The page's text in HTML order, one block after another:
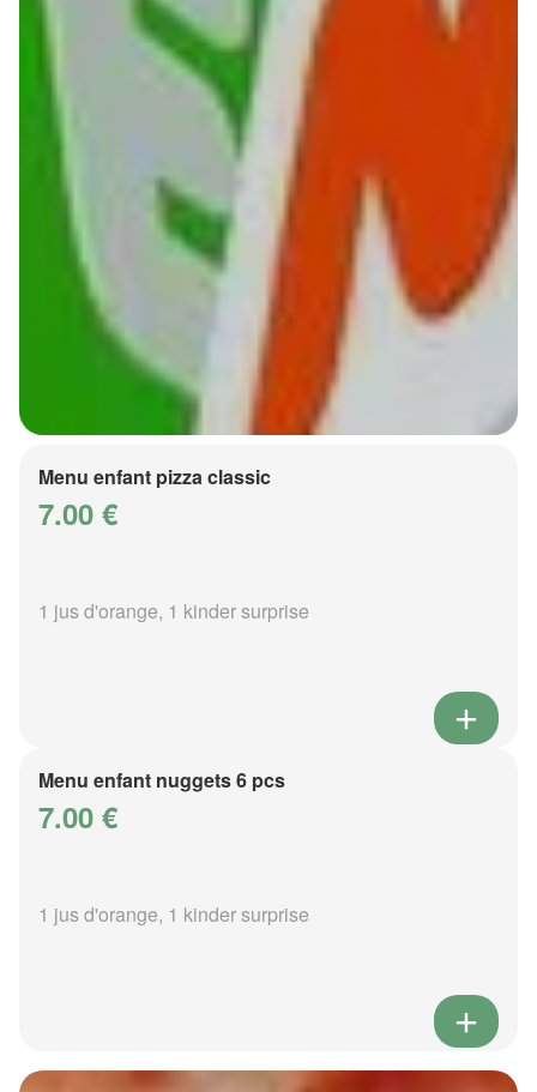
Menu enfant pizza classic
7.00 €
1 jus d'orange, 1 kinder surprise
Menu enfant nuggets 6 pcs
7.00 €
1 jus d'orange, 1 kinder surprise